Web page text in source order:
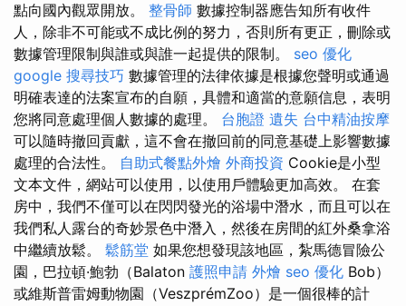
點向國內觀眾開放。 整骨師 數據控制器應告知所有收件
人，除非不可能或不成比例的努力，否則所有更正，刪除或
數據管理限制與誰或與誰一起提供的限制。 seo 優化
google 搜尋技巧 數據管理的法律依據是根據您聲明或通過
明確表達的法案宣布的自願，具體和適當的意願信息，表明
您將同意處理個人數據的處理。 台胞證 遺失 台中精油按摩
可以隨時撤回貢獻，這不會在撤回前的同意基礎上影響數據
處理的合法性。 自助式餐點外燴 外商投資 Cookie是小型
文本文件，網站可以使用，以使用戶體驗更加高效。 在套
房中，我們不僅可以在閃閃發光的浴場中潛水，而且可以在
我們私人露台的奇妙景色中潛入，然後在房間的紅外桑拿浴
中繼續放鬆。 鬆筋堂 如果您想發現該地區，紮馬德冒險公
園，巴拉頓·鮑勃（Balaton 護照申請 外燴 seo 優化 Bob）
或維斯普雷姆動物園（VeszprémZoo）是一個很棒的計